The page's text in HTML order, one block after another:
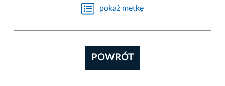
pokaż metkę
POWRÓT